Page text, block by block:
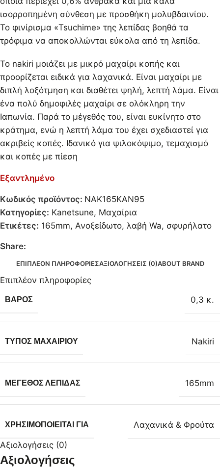
ισορροπημένη σύνθεση με προσθήκη μολυβδαινίου.
Το φινίρισμα «Tsuchime» της λεπίδας βοηθά τα
τρόφιμα να αποκολλώνται εύκολα από τη λεπίδα.
Το nakiri μοιάζει με μικρό μαχαίρι κοπής και
προορίζεται ειδικά για λαχανικά. Είναι μαχαίρι με
διπλή λοξότμηση και διαθέτει ψηλή, λεπτή λάμα. Είναι
ένα πολύ δημοφιλές μαχαίρι σε ολόκληρη την
Ιαπωνία. Παρά το μέγεθός του, είναι ευκίνητο στο
κράτημα, ενώ η λεπτή λάμα του έχει σχεδιαστεί για
ακριβείς κοπές. Ιδανικό για ψιλοκόψιμο, τεμαχισμό
και κοπές με πίεση
Εξαντλημένο
Κωδικός προϊόντος: NAK165KAN95
Κατηγορίες: Kanetsune, Μαχαίρια
Ετικέτες: 165mm, Ανοξείδωτο, λαβή Wa, σφυρήλατο
Share:
ΕΠΙΠΛΈΟΝ ΠΛΗΡΟΦΟΡΊΕΣΑΞΙΟΛΟΓΉΣΕΙΣ (0)ABOUT BRAND
Επιπλέον πληροφορίες
ΒΆΡΟΣ 0,3 κ.
ΤΎΠΟΣ ΜΑΧΑΙΡΙΟΎ Nakiri
ΜΈΓΕΘΟΣ ΛΕΠΊΔΑΣ 165mm
ΧΡΗΣΙΜΟΠΟΙΕΊΤΑΙ ΓΙΑ Λαχανικά & Φρούτα
Αξιολογήσεις (0)
Αξιολογήσεις